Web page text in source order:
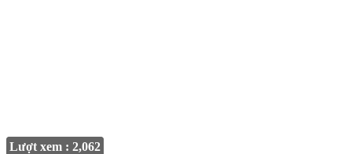
Lượt xem : 2,062